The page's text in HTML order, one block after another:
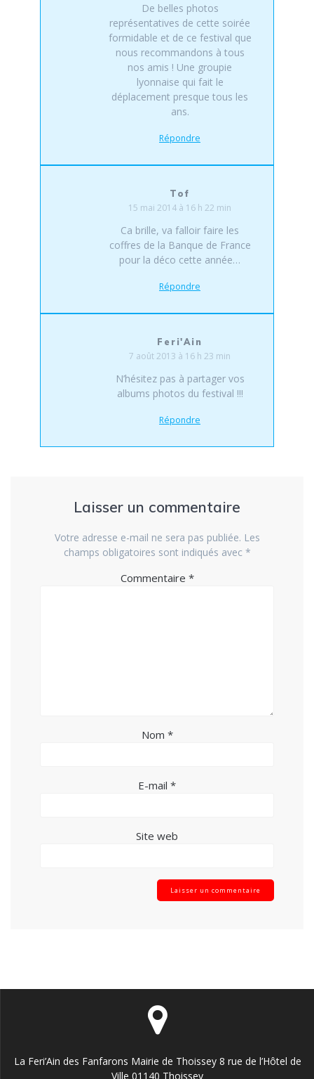
De belles photos
représentatives de cette soirée
formidable et de ce festival que
nous recommandons à tous
nos amis ! Une groupie
lyonnaise qui fait le
déplacement presque tous les
ans.
Répondre
Tof
15 mai 2014 à 16 h 22 min
Ca brille, va falloir faire les
coffres de la Banque de France
pour la déco cette année…
Répondre
Feri'Ain
7 août 2013 à 16 h 23 min
N’hésitez pas à partager vos
albums photos du festival !!!
Répondre
Laisser un commentaire
Votre adresse e-mail ne sera pas publiée. Les
champs obligatoires sont indiqués avec *
Commentaire *
Nom *
E-mail *
Site web
La Feri’Ain des Fanfarons Mairie de Thoissey 8 rue de l’Hôtel de
Ville 01140 Thoissey